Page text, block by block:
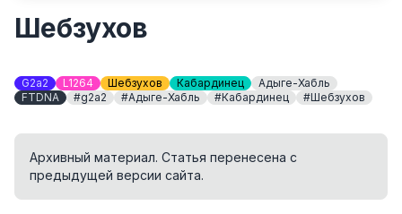
Шебзухов
G2a2 L1264 Шебзухов Кабардинец
Адыге-Хабль
FTDNA
#g2a2 #Адыге-Хабль #Кабардинец #Шебзухов
Архивный материал. Статья перенесена с
предыдущей версии сайта.